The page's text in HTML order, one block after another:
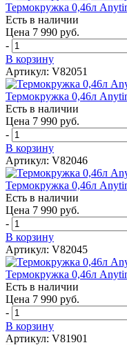
Термокружка 0,46л
Есть в наличии
Цена 7 990 руб.
-
В корзину
Артикул: V82051
Термокружка 0,46л
Есть в наличии
Цена 7 990 руб.
-
В корзину
Артикул: V82046
Термокружка 0,46л
Есть в наличии
Цена 7 990 руб.
-
В корзину
Артикул: V82045
Термокружка 0,46л
Есть в наличии
Цена 7 990 руб.
-
В корзину
Артикул: V81901